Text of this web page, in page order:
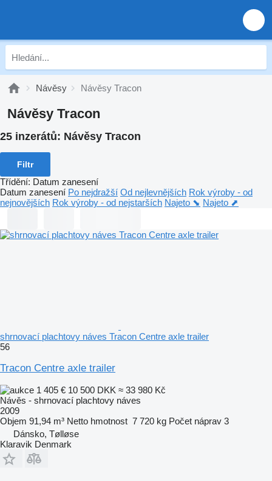
Návěsy Návěsy Tracon
Návěsy Tracon
25 inzerátů: Návěsy Tracon
Filtr
Třídění: Datum zanesení
Datum zanesení Po nejdražší Od nejlevnějších Rok výroby - od
nejnovějších Rok výroby - od nejstarších Najeto ⬊ Najeto ⬈
shrnovací plachtovy náves Tracon Centre axle trailer
56
Tracon Centre axle trailer
1 405 € 10 500 DKK ≈ 33 980 Kč
Návěs - shrnovací plachtovy náves
2009
Objem 91,94 m³ Netto hmotnost 7 720 kg Počet náprav 3
Dánsko, Tølløse
Klaravik Denmark